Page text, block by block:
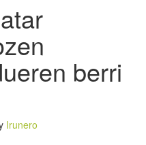
berri
Irunero